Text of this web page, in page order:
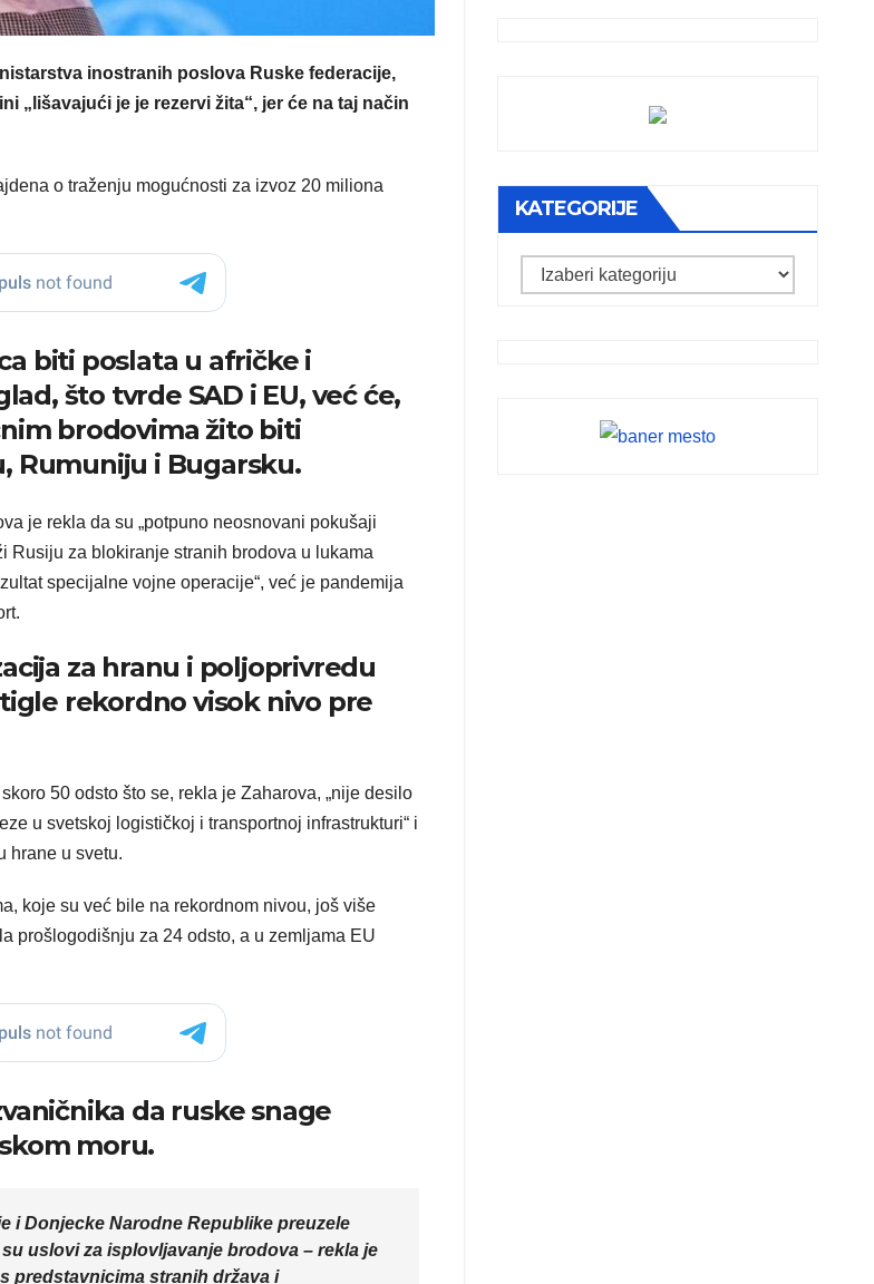
inostranih poslova Ruske federacije,
„lišavajući je je rezervi žita“, jer će na taj način
o traženju mogućnosti za izvoz 20 miliona
biti poslata u afričke i
što tvrde SAD i EU, već će,
brodovima žito biti
Rumuniju i Bugarsku.
je rekla da su „potpuno neosnovani pokušaji
za blokiranje stranih brodova u lukama
specijalne vojne operacije“, već je pandemija
za hranu i poljoprivredu
rekordno visok nivo pre
50 odsto što se, rekla je Zaharova, „nije desilo
u svetskoj logističkoj i transportnoj infrastrukturi“ i
hrane u svetu.
koje su već bile na rekordnom nivou, još više
prošlogodišnju za 24 odsto, a u zemljama EU
da ruske snage
moru.
i Donjecke Narodne Republike preuzele
uslovi za isplovljavanje brodova – rekla je
predstavnicima stranih država i
KATEGORIJE
Kategorije